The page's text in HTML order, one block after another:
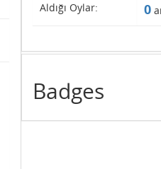
Aldığı Oylar: 0
Badges